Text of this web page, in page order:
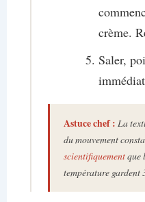
crème.
Saler,
Astucechef : La
du mouvement
scientifiquementque
température gardent